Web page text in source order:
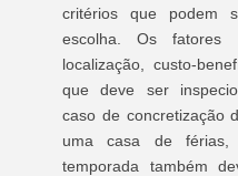
critérios que podem
escolha. Os fatores
localização, custo-
que deve ser
caso de concretização
uma casa de
temporada também